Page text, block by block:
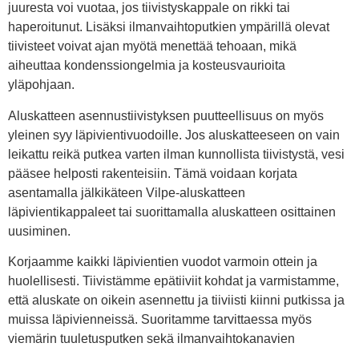
juuresta voi vuotaa, jos tiivistyskappale on rikki tai
haperoitunut. Lisäksi ilmanvaihtoputkien ympärillä olevat
tiivisteet voivat ajan myötä menettää tehoaan, mikä
aiheuttaa kondenssiongelmia ja kosteusvaurioita
yläpohjaan.
Aluskatteen asennustiivistyksen puutteellisuus on myös
yleinen syy läpivientivuodoille. Jos aluskatteeseen on vain
leikattu reikä putkea varten ilman kunnollista tiivistystä, vesi
pääsee helposti rakenteisiin. Tämä voidaan korjata
asentamalla jälkikäteen Vilpe-aluskatteen
läpivientikappaleet tai suorittamalla aluskatteen osittainen
uusiminen.
Korjaamme kaikki läpivientien vuodot varmoin ottein ja
huolellisesti. Tiivistämme epätiiviit kohdat ja varmistamme,
että aluskate on oikein asennettu ja tiiviisti kiinni putkissa ja
muissa läpivienneissä. Suoritamme tarvittaessa myös
viemärin tuuletusputken sekä ilmanvaihtokanavien